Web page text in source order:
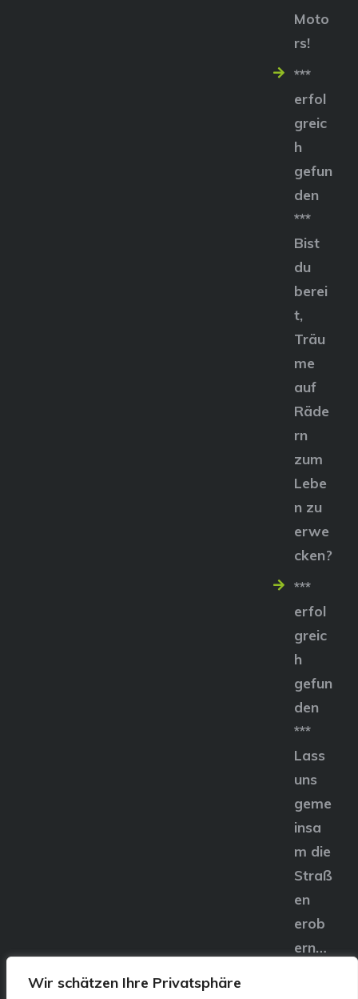
Wir schätzen Ihre Privatsphäre
Moto
rs!
***
erfol
greic
h
gefun
den
***
Bist
du
berei
t,
Träu
me
auf
Räde
rn
zum
Lebe
n zu
erwe
cken?
***
erfol
greic
h
gefun
den
***
Lass
uns
geme
insa
m die
Straß
en
erob
ern…